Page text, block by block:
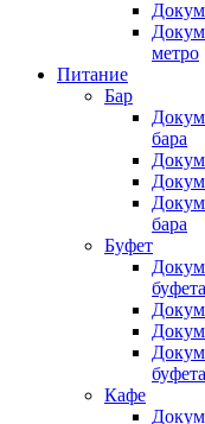
метро
Питание
Бар
бара
бара
Буфет
буфета
буфета
Кафе